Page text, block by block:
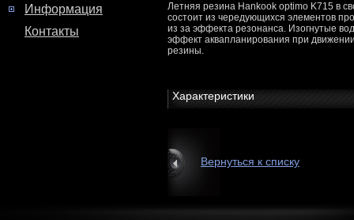
Информация
Контакты
Летняя резина Hankook optimo K715 в
состоит из чередующихся элементов
из за эффекта резонанса. Изогнутые
эффект аквапланирования при
резины.
Характеристики
Вернуться к списку